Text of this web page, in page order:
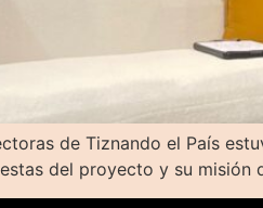
de Tiznando el País
del proyecto y su misión